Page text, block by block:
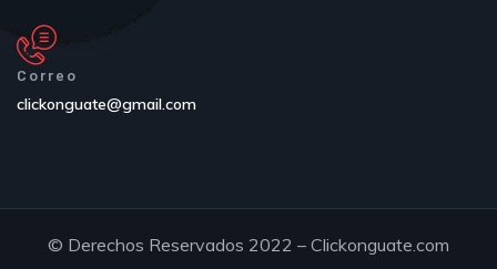
Correo
clickonguate@gmail.com
© Derechos Reservados 2022 – Clickonguate.com